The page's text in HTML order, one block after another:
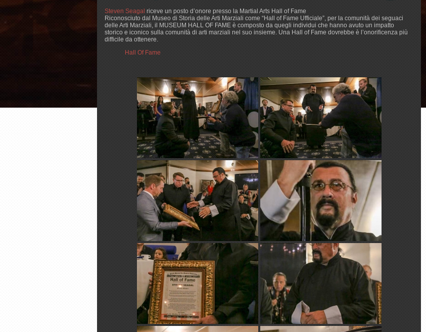
Steven Seagal riceve un posto d’onore presso la Martial Arts Hall of Fame
Riconosciuto dal Museo di Storia delle Arti Marziali come “Hall of Fame Ufficiale”, per la comunità dei seguaci
delle Arti Marziali, il MUSEUM HALL OF FAME è composto da quegli individui che hanno avuto un impatto
storico e iconico sulla comunità di arti marziali nel suo insieme. Una Hall of Fame dovrebbe è l’onorificenza più
difficile da ottenere.
Hall Of Fame